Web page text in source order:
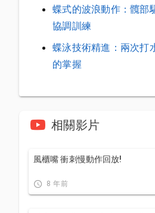
蝶式的波浪動作：髖部
協調訓練
蝶泳技術精進：兩次打
的掌握
相關影片
風櫃嘴 衝刺慢動作回放!
8 年前